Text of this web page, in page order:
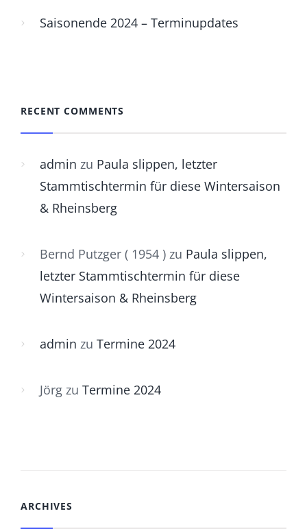
Saisonende 2024 – Terminupdates
RECENT COMMENTS
admin zu Paula slippen, letzter
Stammtischtermin für diese Wintersaison
& Rheinsberg
Bernd Putzger ( 1954 ) zu Paula slippen,
letzter Stammtischtermin für diese
Wintersaison & Rheinsberg
admin zu Termine 2024
Jörg zu Termine 2024
ARCHIVES